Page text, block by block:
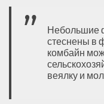
Небольшие
стеснены в
комбайн
веялку и